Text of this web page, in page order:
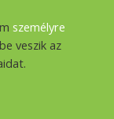
személyre
veszik az